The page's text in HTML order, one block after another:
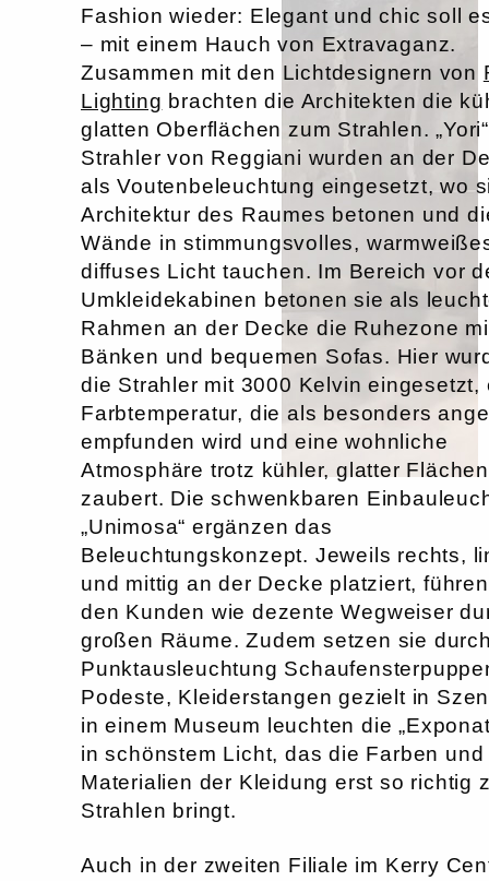
Fashion wieder: Elegant und chic soll
– mit einem Hauch von Extravaganz.
Zusammen mit den Lichtdesignern von
Lighting brachten die Architekten die
glatten Oberflächen zum Strahlen.
Strahler von Reggiani wurden an der
als Voutenbeleuchtung eingesetzt, wo
Architektur des Raumes betonen und
Wände in stimmungsvolles,
diffuses Licht tauchen. Im Bereich vor
Umkleidekabinen betonen sie als
Rahmen an der Decke die Ruhezone
Bänken und bequemen Sofas. Hier
die Strahler mit 3000 Kelvin eingesetzt,
Farbtemperatur, die als besonders
empfunden wird und eine wohnliche
Atmosphäre trotz kühler, glatter Flächen
zaubert. Die schwenkbaren
„Unimosa“ ergänzen das
Beleuchtungskonzept. Jeweils rechts,
und mittig an der Decke platziert,
den Kunden wie dezente Wegweiser
großen Räume. Zudem setzen sie
Punktausleuchtung
Podeste, Kleiderstangen gezielt in
in einem Museum leuchten die
in schönstem Licht, das die Farben und
Materialien der Kleidung erst so richtig
Strahlen bringt.
Auch in der zweiten Filiale im Kerry